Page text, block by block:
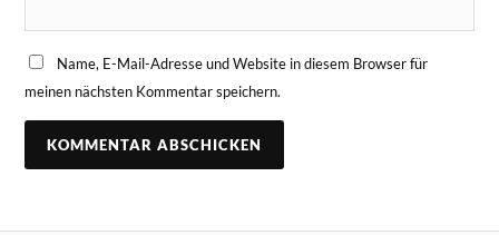
Name, E-Mail-Adresse und Website in diesem Browser für
meinen nächsten Kommentar speichern.